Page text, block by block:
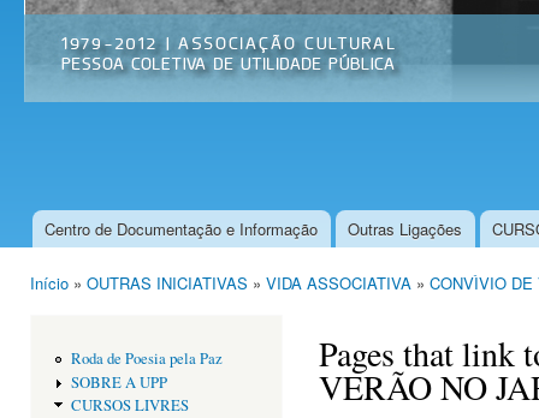
Menu principal
Centro de Documentação e Informação Outras Ligações
Início » OUTRAS INICIATIVAS » VIDA ASSOCIATIVA » CONVÌVIO
Roda de Poesia pela Paz
SOBRE A UPP
CURSOS LIVRES
Pages that link
VERÃO NO